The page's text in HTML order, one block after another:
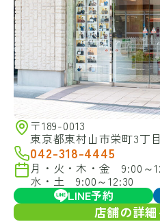
〒189-0013
東京都東村山市栄町3丁
042-318-4445
月・火・木・金 9:00～
水・土 9:00～12:30
LINE予約
店舗の詳